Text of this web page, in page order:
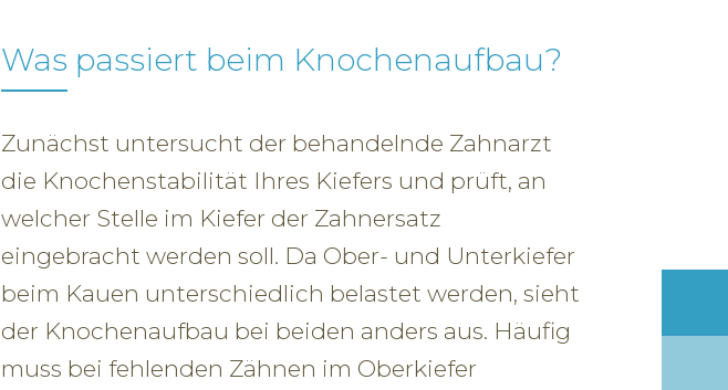
Was passiert beim Knochenaufbau?
Zunächst untersucht der behandelnde Zahnarzt
die Knochenstabilität Ihres Kiefers und prüft, an
welcher Stelle im Kiefer der Zahnersatz
eingebracht werden soll. Da Ober- und Unterkiefer
beim Kauen unterschiedlich belastet werden, sieht
der Knochenaufbau bei beiden anders aus. Häufig
muss bei fehlenden Zähnen im Oberkiefer